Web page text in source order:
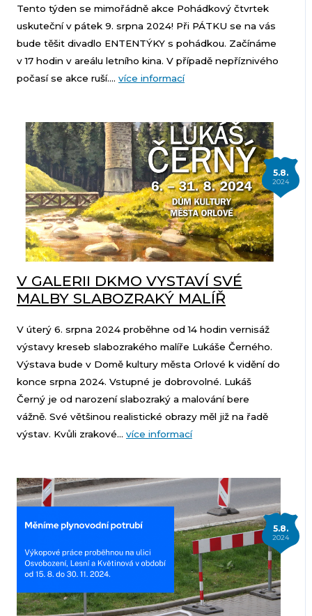
Tento týden se mimořádně akce Pohádkový čtvrtek
uskuteční v pátek 9. srpna 2024! Při PÁTKU se na vás
bude těšit divadlo ENTENTÝKY s pohádkou. Začínáme
v 17 hodin v areálu letního kina. V případě nepříznivého
počasí se akce ruší.... více informací
5.8.
2024
V GALERII DKMO VYSTAVÍ SVÉ
MALBY SLABOZRAKÝ MALÍŘ
V úterý 6. srpna 2024 proběhne od 14 hodin vernisáž
výstavy kreseb slabozrakého malíře Lukáše Černého.
Výstava bude v Domě kultury města Orlové k vidění do
konce srpna 2024. Vstupné je dobrovolné. Lukáš
Černý je od narození slabozraký a malování bere
vážně. Své většinou realistické obrazy měl již na řadě
výstav. Kvůli zrakové... více informací
5.8.
2024